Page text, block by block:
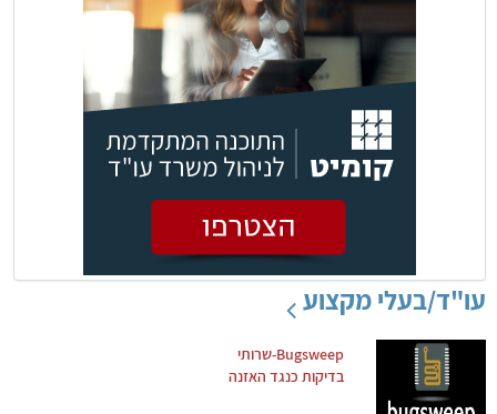
עו"ד/בעלי מקצוע
Bugsweep-שרותי
בדיקות כנגד האזנה